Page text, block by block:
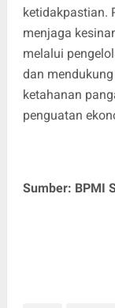
ketidakpastian.
menjaga
melalui
dan
ketahanan
penguatan
Sumber: BPMI